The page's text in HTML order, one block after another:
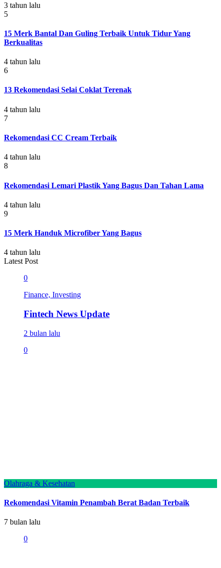
3 tahun lalu
5
15 Merk Bantal Dan Guling Terbaik Untuk Tidur Yang
Berkualitas
4 tahun lalu
6
13 Rekomendasi Selai Coklat Terenak
4 tahun lalu
7
Rekomendasi CC Cream Terbaik
4 tahun lalu
8
Rekomendasi Lemari Plastik Yang Bagus Dan Tahan Lama
4 tahun lalu
9
15 Merk Handuk Microfiber Yang Bagus
4 tahun lalu
Latest Post
0
Finance, Investing
Fintech News Update
2 bulan lalu
0
Olahraga & Kesehatan
Rekomendasi Vitamin Penambah Berat Badan Terbaik
7 bulan lalu
0